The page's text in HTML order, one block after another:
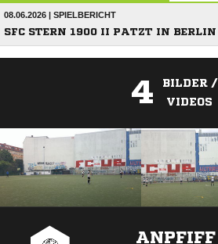
08.06.2026 | SPIELBERICHT
SFC STERN 1900 II PATZT IN BERLIN
4
BILDER /
VIDEOS
ANPFIFF